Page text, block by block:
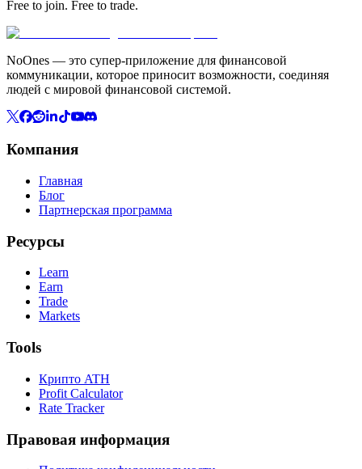
Free to join. Free to trade.
NoOnes — это супер-приложение для финансовой
коммуникации, которое приносит возможности, соединяя
людей с мировой финансовой системой.
Компания
Главная
Блог
Партнерская программа
Ресурсы
Learn
Earn
Trade
Markets
Tools
Крипто ATH
Profit Calculator
Rate Tracker
Правовая информация